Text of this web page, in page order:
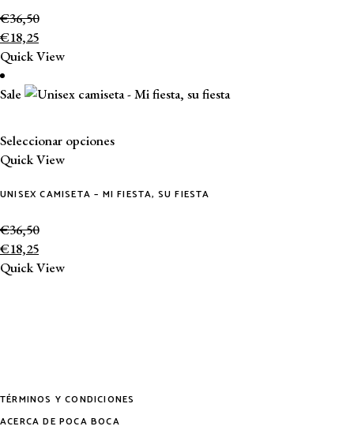
elegir
la
producto
€36,50
€18,25
Quick View
Sale
Seleccionar opcionesEste
múltiples
producto
Quick View
UNISEX CAMISETA – MI FIESTA, SU FIESTA
€36,50
€18,25
Quick View
TÉRMINOS Y CONDICIONES
ACERCA DE POCA BOCA